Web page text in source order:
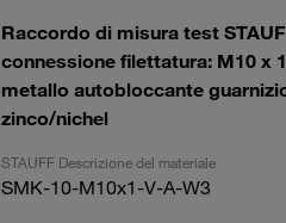
Raccordo di misura test
connessione filettatura: M10 x
metallo autobloccante
zinco/nichel
STAUFF Descrizione del materiale
SMK-10-M10x1-V-A-W3